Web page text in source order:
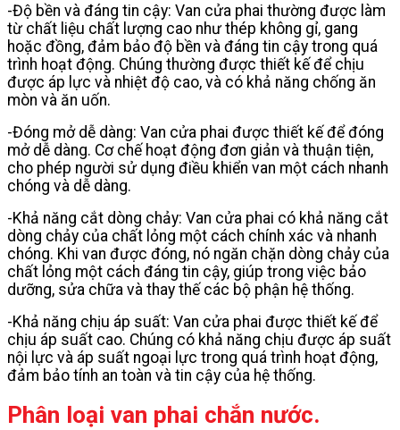
-Độ bền và đáng tin cậy: Van cửa phai thường được làm
từ chất liệu chất lượng cao như thép không gỉ, gang
hoặc đồng, đảm bảo độ bền và đáng tin cậy trong quá
trình hoạt động. Chúng thường được thiết kế để chịu
được áp lực và nhiệt độ cao, và có khả năng chống ăn
mòn và ăn uốn.
-Đóng mở dễ dàng: Van cửa phai được thiết kế để đóng
mở dễ dàng. Cơ chế hoạt động đơn giản và thuận tiện,
cho phép người sử dụng điều khiển van một cách nhanh
chóng và dễ dàng.
-Khả năng cắt dòng chảy: Van cửa phai có khả năng cắt
dòng chảy của chất lỏng một cách chính xác và nhanh
chóng. Khi van được đóng, nó ngăn chặn dòng chảy của
chất lỏng một cách đáng tin cậy, giúp trong việc bảo
dưỡng, sửa chữa và thay thế các bộ phận hệ thống.
-Khả năng chịu áp suất: Van cửa phai được thiết kế để
chịu áp suất cao. Chúng có khả năng chịu được áp suất
nội lực và áp suất ngoại lực trong quá trình hoạt động,
đảm bảo tính an toàn và tin cậy của hệ thống.
Phân loại van phai chắn nước.